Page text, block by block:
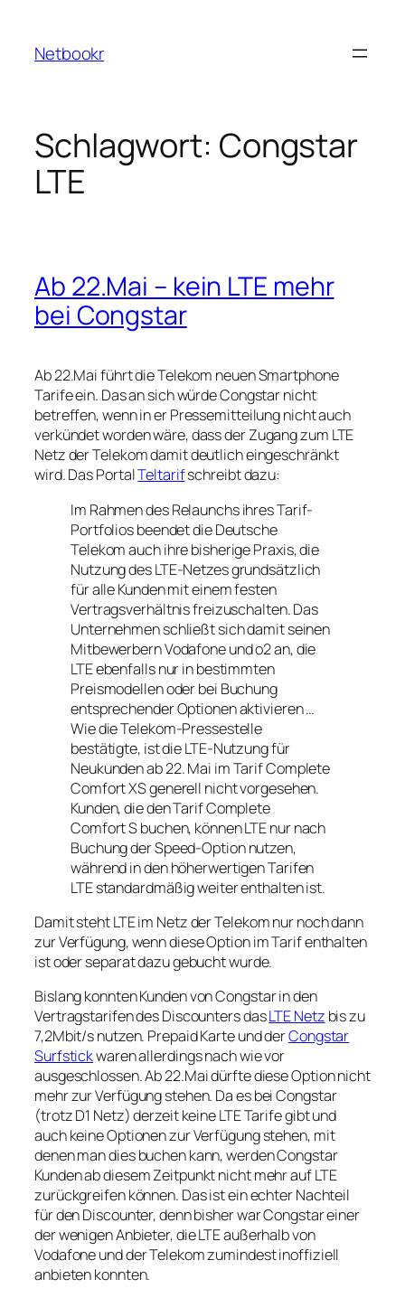
springen
Netbookr
Schlagwort: Congstar
LTE
Ab 22.Mai – kein LTE mehr
bei Congstar
Ab 22.Mai führt die Telekom neuen Smartphone
Tarife ein. Das an sich würde Congstar nicht
betreffen, wenn in er Pressemitteilung nicht auch
verkündet worden wäre, dass der Zugang zum LTE
Netz der Telekom damit deutlich eingeschränkt
wird. Das PortalTeltarifschreibt dazu:
Im Rahmen des Relaunchs ihres Tarif-
Portfolios beendet die Deutsche
Telekom auch ihre bisherige Praxis, die
Nutzung des LTE-Netzes grundsätzlich
für alle Kunden mit einem festen
Vertragsverhältnis freizuschalten. Das
Unternehmen schließt sich damit seinen
Mitbewerbern Vodafone und o2 an, die
LTE ebenfalls nur in bestimmten
Preismodellen oder bei Buchung
entsprechender Optionen aktivieren …
Wie die Telekom-Pressestelle
bestätigte, ist die LTE-Nutzung für
Neukunden ab 22. Mai im Tarif Complete
Comfort XS generell nicht vorgesehen.
Kunden, die den Tarif Complete
Comfort S buchen, können LTE nur nach
Buchung derSpeed-Optionnutzen,
während in den höherwertigen Tarifen
LTE standardmäßig weiter enthalten ist.
Damit steht LTE im Netz der Telekom nur noch dann
zur Verfügung, wenn diese Option im Tarif enthalten
ist oder separat dazu gebucht wurde.
Bislang konnten Kunden von Congstar in den
Vertragstarifen des Discounters dasLTE Netz bis zu
7,2Mbit/s nutzen. Prepaid Karte und derCongstar
Surfstickwaren allerdings nach wie vor
ausgeschlossen. Ab 22.Mai dürfte diese Option nicht
mehr zur Verfügung stehen. Da es bei Congstar
(trotz D1 Netz) derzeit keine LTE Tarife gibt und
auch keine Optionen zur Verfügung stehen, mit
denen man dies buchen kann, werden Congstar
Kunden ab diesem Zeitpunkt nicht mehr auf LTE
zurückgreifen können. Das ist ein echter Nachteil
für den Discounter, denn bisher war Congstar einer
der wenigen Anbieter, die LTE außerhalb von
Vodafone und der Telekom zumindest inoffiziell
anbieten konnten.